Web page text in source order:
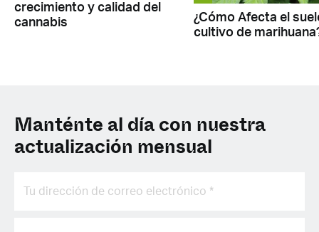
crecimiento y calidad del
cannabis
¿Cómo Afecta el
cultivo de
Manténte al día con nuestra
actualización mensual